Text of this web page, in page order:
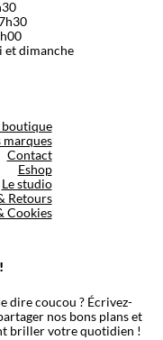
et dimanche
boutique
marques
Contact
Eshop
Le studio
Retours
Cookies
dire coucou ? Écrivez-
nos bons plans et
briller votre quotidien !